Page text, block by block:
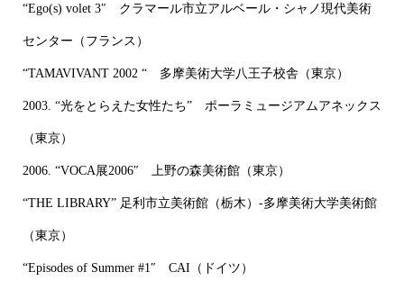
“Ego(s) volet 3″ クラマール市立アルベール・シャノ現代美術
センター（フランス）
“TAMAVIVANT 2002 “ 多摩美術大学八王子校舎（東京）
2003. “光をとらえた女性たち” ポーラミュージアムアネックス
（東京）
2006. “VOCA展2006″ 上野の森美術館（東京）
“THE LIBRARY” 足利市立美術館（栃木）-多摩美術大学美術館
（東京）
“Episodes of Summer #1″ CAI（ドイツ）